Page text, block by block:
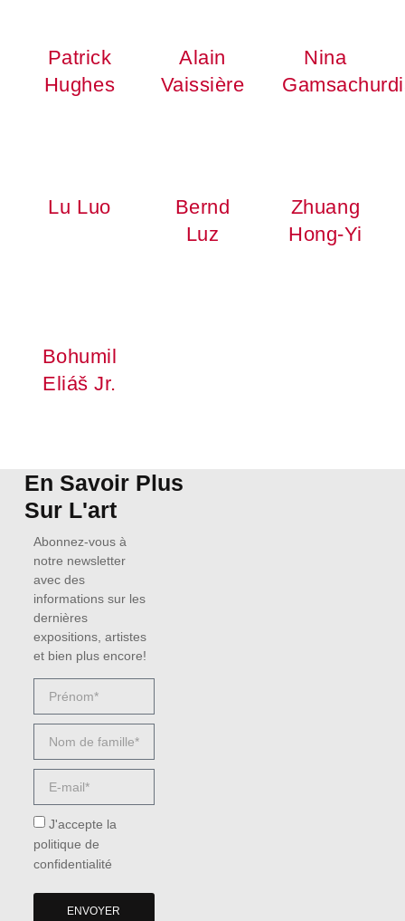
Patrick
Hughes
Alain
Vaissière
Nina
Lu Luo
Bernd
Luz
Zhuang
Hong-Yi
Bohumil
Eliáš Jr.
En Savoir Plus
Sur L'art
Abonnez-vous à
notre newsletter
avec des
informations sur les
dernières
expositions, artistes
et bien plus encore!
J'accepte la
politique de
confidentialité
ENVOYER